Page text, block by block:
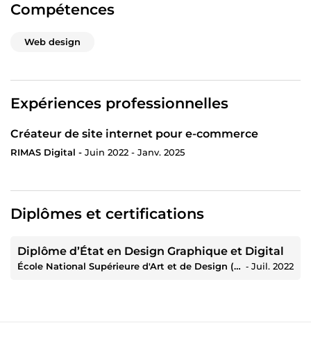
Compétences
Web design
Expériences professionnelles
Créateur de site internet pour e-commerce
RIMAS Digital - Juin 2022 - Janv. 2025
Diplômes et certifications
Diplôme d’État en Design Graphique et Digital
École National Supérieure d'Art et de Design (ENSAD) ‐ Juil. 2022